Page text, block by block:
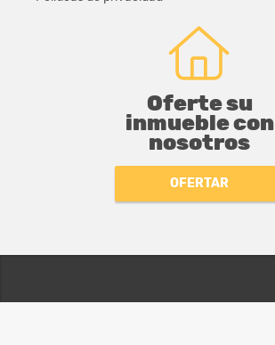
Oferte su
inmueble con
nosotros
OFERTAR